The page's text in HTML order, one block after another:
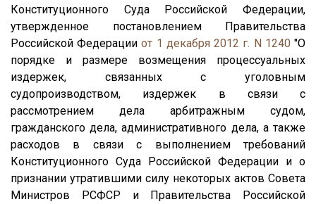
Конституционного Суда Российской Федерации,
утвержденное постановлением Правительства
Российской Федерацииот 1 декабря 2012 г. N 1240 "О
порядке и размере возмещения процессуальных
издержек, связанных с уголовным
судопроизводством, издержек в связи с
рассмотрением дела арбитражным судом,
гражданского дела, административного дела, а также
расходов в связи с выполнением требований
Конституционного Суда Российской Федерации и о
признании утратившими силу некоторых актов Совета
Министров РСФСР и Правительства Российской